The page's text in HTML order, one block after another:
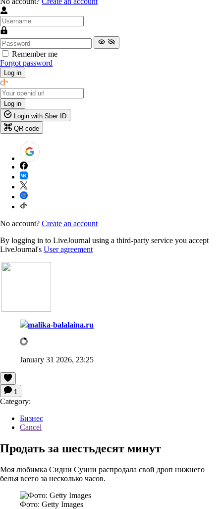
Remember me
Forgot password
Log in
Log in
Login with Sber ID
QR code
No account? Create an account
By logging in to LiveJournal using a third-party service you accept
LiveJournal's User agreement
malika-balalaina.ru
January 31 2026, 23:25
1
Category:
Бизнес
Cancel
Продать за шестьдесят минут
Моя любимка Сидни Суини распродала свой дроп нижнего
белья всего за несколько часов.
Фото: Getty Images